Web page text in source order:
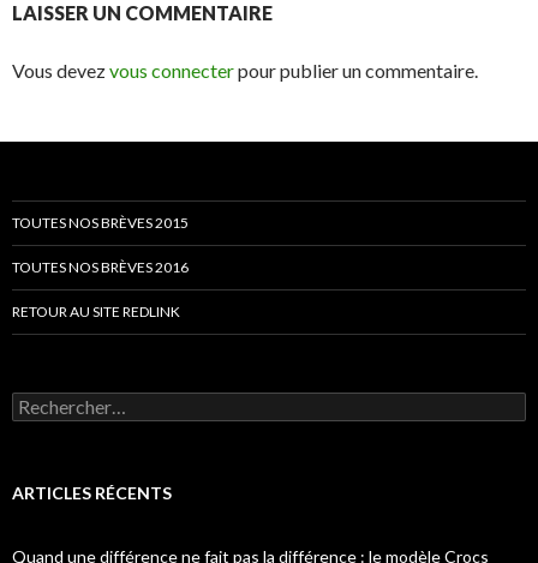
LAISSER UN COMMENTAIRE
Vous devezvous connecterpour publier un commentaire.
TOUTES NOS BRÈVES 2015
TOUTES NOS BRÈVES 2016
RETOUR AU SITE REDLINK
Rechercher :
ARTICLES RÉCENTS
Quand une différence ne fait pas la différence : le modèle Crocs